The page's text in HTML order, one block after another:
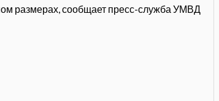
размерах, сообщает пресс-служба УМВД